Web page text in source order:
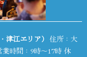
津江エリア） 住所：大
業時間：9時～17時 休